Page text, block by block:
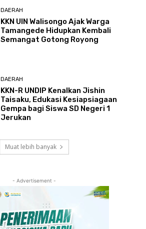
DAERAH
KKN UIN Walisongo Ajak Warga
Tamangede Hidupkan Kembali
Semangat Gotong Royong
DAERAH
KKN-R UNDIP Kenalkan Jishin
Taisaku, Edukasi Kesiapsiagaan
Gempa bagi Siswa SD Negeri 1
Jerukan
Muat lebih banyak
- Advertisement -